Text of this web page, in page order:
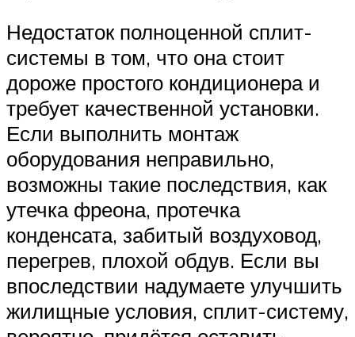
Недостаток полноценной сплит-
системы в том, что она стоит
дороже простого кондиционера и
требует качественной установки.
Если выполнить монтаж
оборудования неправильно,
возможны такие последствия, как
утечка фреона, протечка
конденсата, забитый воздуховод,
перегрев, плохой обдув. Если вы
впоследствии надумаете улучшить
жилищные условия, сплит-систему,